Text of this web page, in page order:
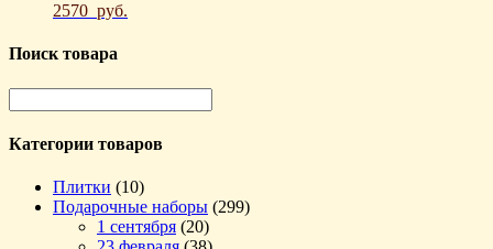
2570 руб.
Поиск товара
Категории товаров
Плитки (10)
Подарочные наборы (299)
1 сентября (20)